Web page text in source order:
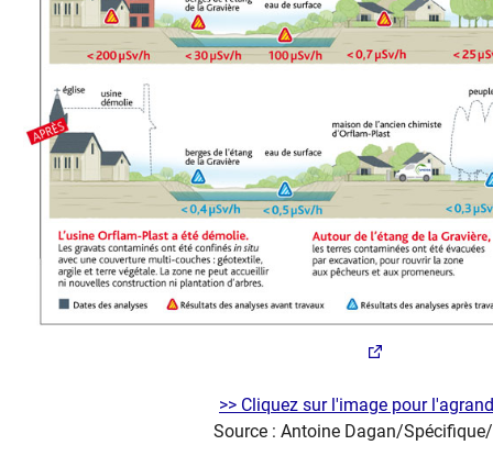
>> Cliquez sur l'image pour
Source : Antoine Dagan/